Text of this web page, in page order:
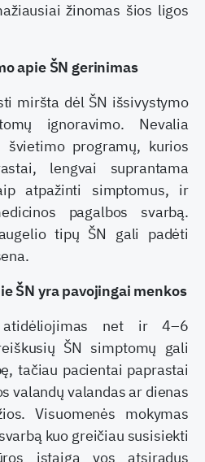
žinomas šios ligos
apie ŠN gerinimas
miršta dėl ŠN išsivystymo
ignoravimo. Nevalia
švietimo programų, kurios
lengvai suprantama
atpažinti simptomus, ir
pagalbos svarbą.
tipų ŠN gali padėti
ŠN yra pavojingai menkos
atidėliojimas net ir 4–6
ŠN simptomų gali
tačiau pacientai paprastai
valandų valandas ar dienas
Visuomenės mokymas
kuo greičiau susisiekti
įstaiga vos atsiradus